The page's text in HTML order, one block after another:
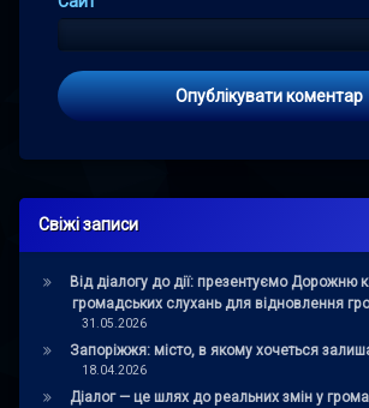
Свіжі записи
Від діалогу до дії: презентуємо Дорожню
громадських слухань для відновлення
31.05.2026
Запоріжжя: місто, в якому хочеться
18.04.2026
Діалог — це шлях до реальних змін у